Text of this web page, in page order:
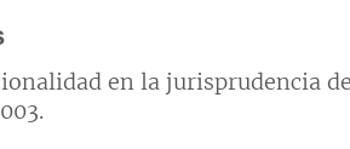
en la jurisprudencia